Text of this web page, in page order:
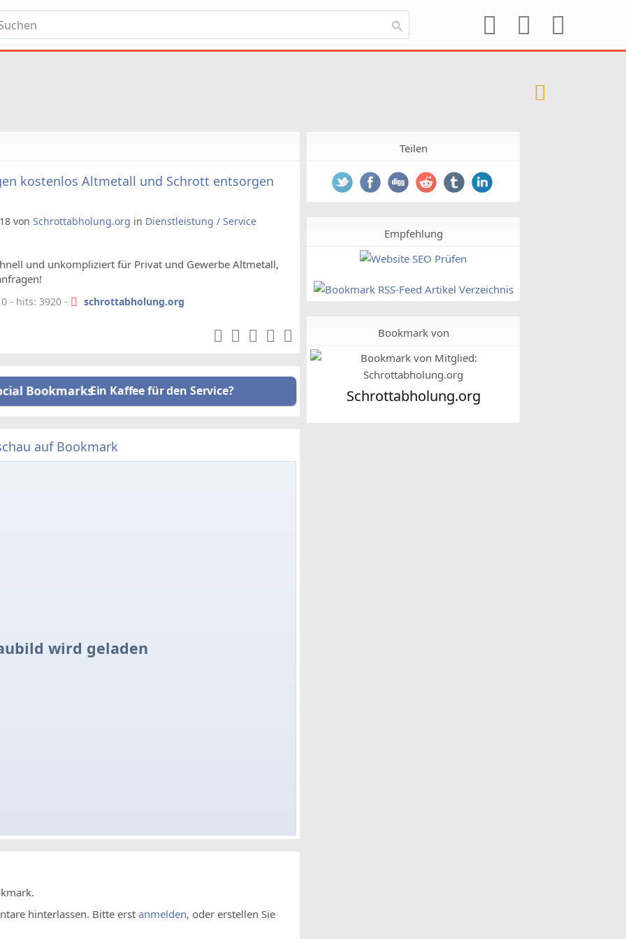
kostenlos Altmetall und Schrott entsorgen
von Schrottabholung.org in Dienstleistung / Service
und unkompliziert für Privat und Gewerbe Altmetall,
- hits: 3920 - schrottabholung.org
Ein Kaffee für den Service?
auf Bookmark
wird geladen
hinterlassen. Bitte erst anmelden, oder erstellen Sie
Teilen
Empfehlung
Bookmark von
Schrottabholung.org